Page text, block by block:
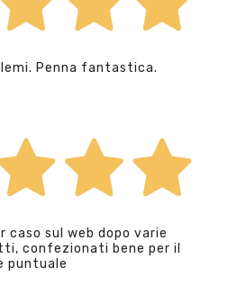
Penna fantastica.
sul web dopo varie
confezionati bene per il
puntuale